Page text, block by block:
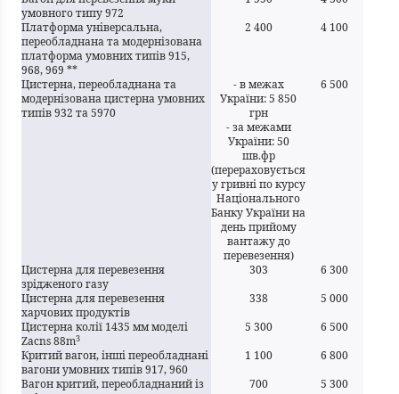
умовного типу 972
Платформа універсальна,
переобладнана та модернізована
платформа умовних типів 915,
968, 969 **
2 400 4 100
Цистерна, переобладнана та
модернізована цистерна умовних
типів 932 та 5970
- в межах
України: 5 850
грн
- за межами
України: 50
шв.фр
(перераховується
у гривні по курсу
Національного
Банку України на
день прийому
вантажу до
перевезення)
6 500
Цистерна для перевезення
зрідженого газу
303
6 300
Цистерна для перевезення
харчових продуктів
338
5 000
Цистерна колії 1435 мммоделі
Zacns 88m3
5 300
6 500
Критий вагон, інші переобладнані
вагони умовних типів 917, 960
1 100
6 800
Вагон критий, переобладнаний із
700 5 300